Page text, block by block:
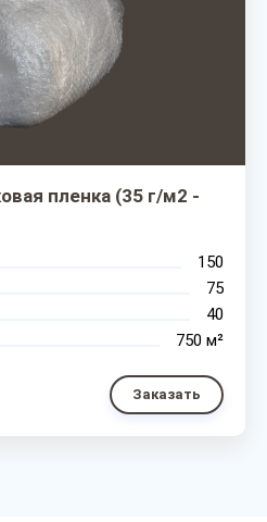
пленка (35 г/м2 -
150
75
40
750 м²
Заказать